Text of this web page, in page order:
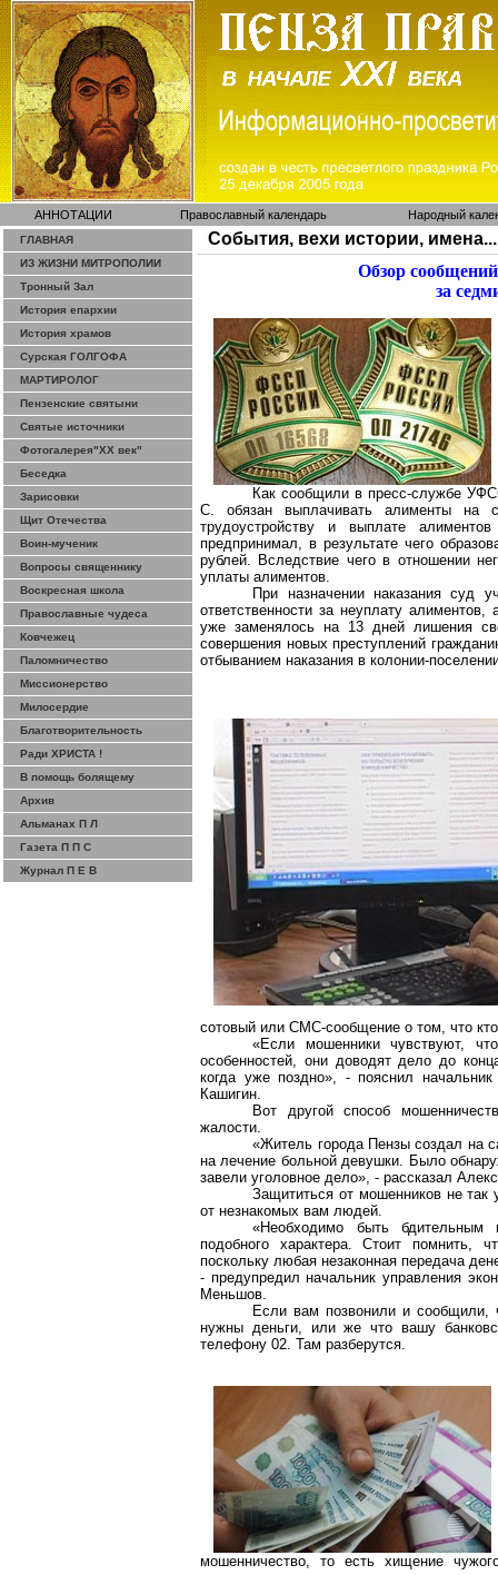
АННОТАЦИИ Православный календарь Народный
ГЛАВНАЯ
ИЗ ЖИЗНИ МИТРОПОЛИИ
Тронный Зал
История епархии
История храмов
Сурская ГОЛГОФА
МАРТИРОЛОГ
Пензенские святыни
Святые источники
Фотогалерея"ХХ век"
Беседка
Зарисовки
Щит Отечества
Воин-мученик
Вопросы священнику
Воскресная школа
Православные чудеса
Ковчежец
Паломничество
Миссионерство
Милосердие
Благотворительность
Ради ХРИСТА !
В помощь болящему
Архив
Альманах П Л
Газета П П С
Журнал П Е В
События, вехи истории, имена...
Обзор
за
Как сообщили в пресс-службе
С. обязан выплачивать алименты на
трудоустройству и выплате
предпринимал, в результате чего
рублей. Вследствие чего в отношении
уплаты алиментов.
При назначении наказания суд
ответственности за неуплату
уже заменялось на 13 дней лишения
совершения новых преступлений
отбыванием наказания в колонии-
сотовый или СМС-сообщение о том, что
«Если мошенники чувствуют,
особенностей, они доводят дело до
когда уже поздно», - пояснил
Кашигин.
Вот другой способ
жалости.
«Житель города Пензы создал на
на лечение больной девушки. Было
завели уголовное дело», - рассказал
Защититься от мошенников не
от незнакомых вам людей.
«Необходимо быть бдительным
подобного характера. Стоит помнить,
поскольку любая незаконная передача
- предупредил начальник управления
Меньшов.
Если вам позвонили и
нужны деньги, или же что вашу
телефону 02. Там разберутся.
мошенничество, то есть хищение